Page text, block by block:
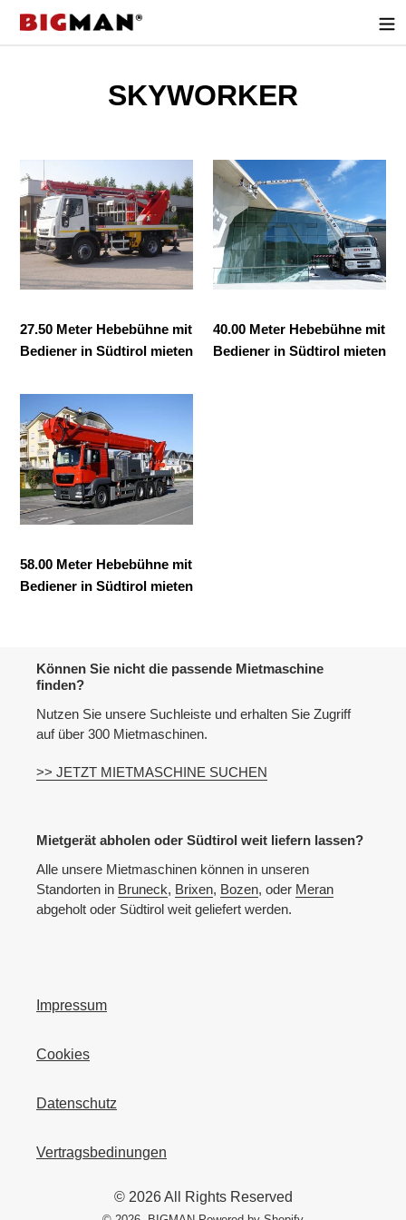
zum
M
e
t
m
a
c
i
n
e
n
SKYWORKER
Meter
Hebebühne
mit
Bediener
in
mieten
27.50 Meter Hebebühne mit
Bediener in Südtirol mieten
40.00
Meter
Hebebühne
mit
Bediener
in
mieten
40.00 Meter Hebebühne mit
Bediener in Südtirol mieten
Meter
Hebebühne
mit
Bediener
in
mieten
58.00 Meter Hebebühne mit
Bediener in Südtirol mieten
Können Sie nicht die passende Mietmaschine
finden?
Nutzen Sie unsere Suchleiste und erhalten Sie Zugriff
auf über 300 Mietmaschinen.
>> JETZT MIETMASCHINE SUCHEN
Mietgerät abholen oder Südtirol weit liefern lassen?
Alle unsere Mietmaschinen können in unseren
Standorten in Bruneck, Brixen, Bozen, oder Meran
abgeholt oder Südtirol weit geliefert werden.
Impressum
Cookies
Datenschutz
Vertragsbedinungen
© 2026 All Rights Reserved